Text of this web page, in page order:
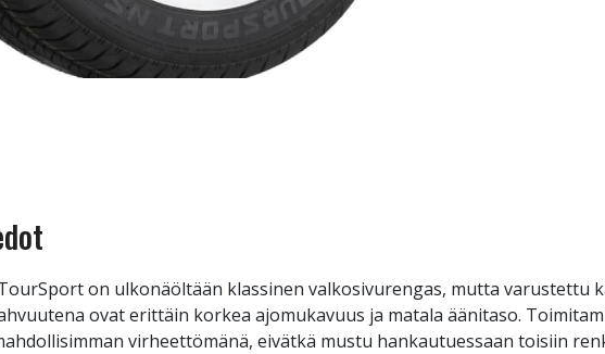
on ulkonäöltään klassinen valkosivurengas, mutta varustettu
ovat erittäin korkea ajomukavuus ja matala äänitaso.
virheettömänä, eivätkä mustu hankautuessaan toisiin